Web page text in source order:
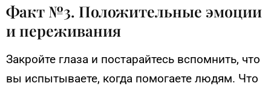
Факт №3. Положительные эмоции
и переживания
Закройте глаза и постарайтесь вспомнить, что
вы испытываете, когда помогаете людям. Что